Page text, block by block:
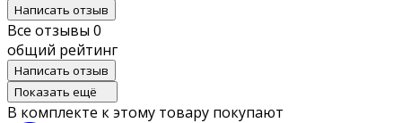
Написать отзыв
Все отзывы 0
общий рейтинг
Написать отзыв
Показать ещё
В комплекте к этому товару покупают